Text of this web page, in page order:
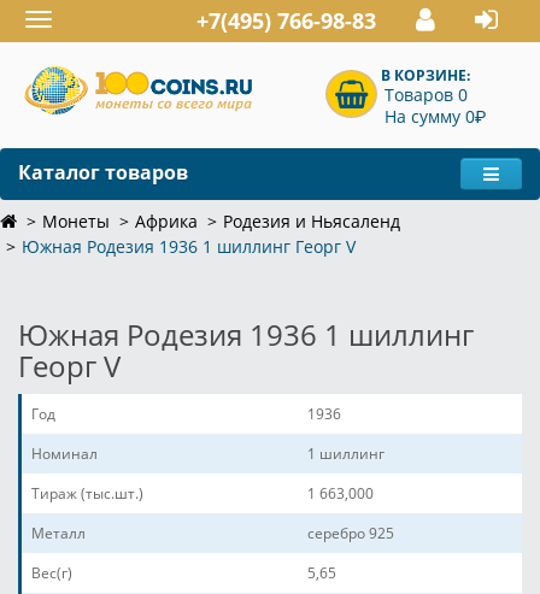
Toggle
navigation
+7(495) 766-98-83
В КОРЗИНЕ:
Товаров 0
На сумму 0P
Каталог товаров
Монеты Африка
Родезия и Ньясаленд
Южная Родезия 1936 1 шиллинг Георг V
Южная Родезия 1936 1 шиллинг
Георг V
Год
1936
Номинал
1 шиллинг
Тираж (тыс.шт.)
1 663,000
Металл
серебро 925
Вес(г)
5,65